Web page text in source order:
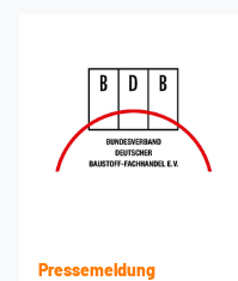
Pressemeldung